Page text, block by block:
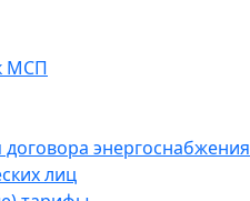
МСП
энергоснабжения
лиц